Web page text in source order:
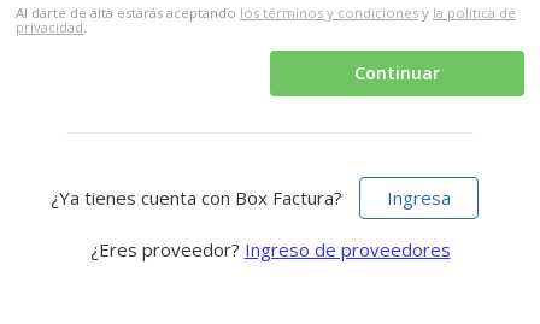
Al darte de alta estarás aceptando los términos y condiciones y la política de
privacidad.
Continuar
¿Ya tienes cuenta con Box Factura? Ingresa
¿Eres proveedor? Ingreso de proveedores